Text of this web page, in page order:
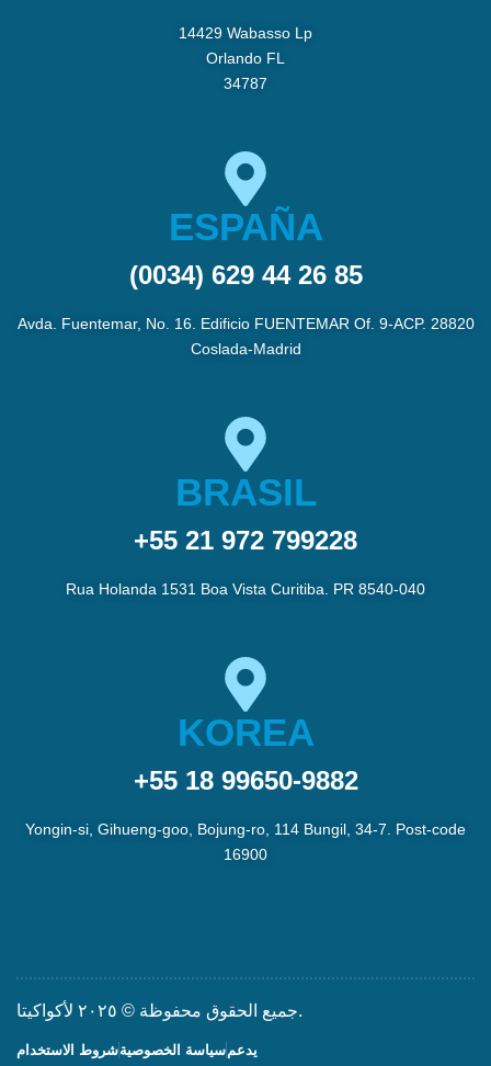
14429 Wabasso Lp
Orlando FL
34787
ESPAÑA
(0034) 629 44 26 85
Avda. Fuentemar, No. 16. Edificio FUENTEMAR Of. 9-ACP. 28820
Coslada-Madrid
BRASIL
+55 21 972 799228
Rua Holanda 1531 Boa Vista Curitiba. PR 8540-040
KOREA
+55 18 99650-9882
Yongin-si, Gihueng-goo, Bojung-ro, 114 Bungil, 34-7. Post-code
16900
جميع الحقوق محفوظة © ٢٠٢٥ لأكواكيتا.
شروط الاستخدامسياسة الخصوصيةيدعم